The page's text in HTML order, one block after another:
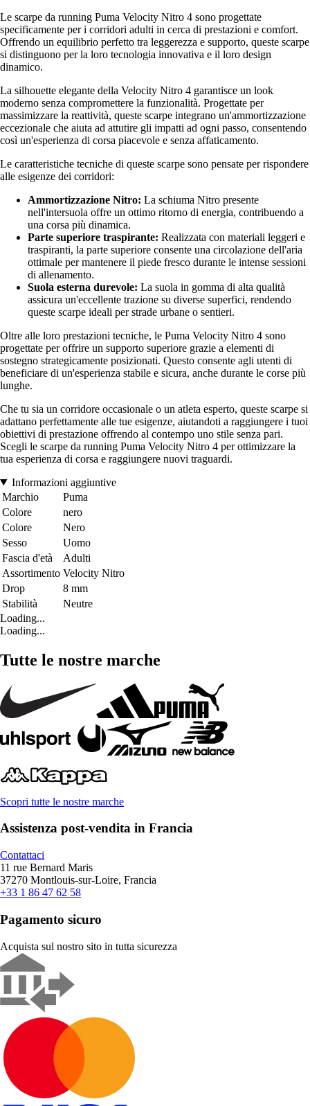
Le scarpe da running Puma Velocity Nitro 4 sono progettate
specificamente per i corridori adulti in cerca di prestazioni e comfort.
Offrendo un equilibrio perfetto tra leggerezza e supporto, queste scarpe
si distinguono per la loro tecnologia innovativa e il loro design
dinamico.
La silhouette elegante della Velocity Nitro 4 garantisce un look
moderno senza compromettere la funzionalità. Progettate per
massimizzare la reattività, queste scarpe integrano un'ammortizzazione
eccezionale che aiuta ad attutire gli impatti ad ogni passo, consentendo
così un'esperienza di corsa piacevole e senza affaticamento.
Le caratteristiche tecniche di queste scarpe sono pensate per rispondere
alle esigenze dei corridori:
Ammortizzazione Nitro: La schiuma Nitro presente
nell'intersuola offre un ottimo ritorno di energia, contribuendo a
una corsa più dinamica.
Parte superiore traspirante: Realizzata con materiali leggeri e
traspiranti, la parte superiore consente una circolazione dell'aria
ottimale per mantenere il piede fresco durante le intense sessioni
di allenamento.
Suola esterna durevole: La suola in gomma di alta qualità
assicura un'eccellente trazione su diverse superfici, rendendo
queste scarpe ideali per strade urbane o sentieri.
Oltre alle loro prestazioni tecniche, le Puma Velocity Nitro 4 sono
progettate per offrire un supporto superiore grazie a elementi di
sostegno strategicamente posizionati. Questo consente agli utenti di
beneficiare di un'esperienza stabile e sicura, anche durante le corse più
lunghe.
Che tu sia un corridore occasionale o un atleta esperto, queste scarpe si
adattano perfettamente alle tue esigenze, aiutandoti a raggiungere i tuoi
obiettivi di prestazione offrendo al contempo uno stile senza pari.
Scegli le scarpe da running Puma Velocity Nitro 4 per ottimizzare la
tua esperienza di corsa e raggiungere nuovi traguardi.
Informazioni aggiuntive
Marchio
Puma
Colore
nero
Colore
Nero
Sesso
Uomo
Fascia d'età
Adulti
Assortimento Velocity Nitro
Drop
8 mm
Stabilità
Neutre
Loading...
Loading...
Tutte le nostre marche
Scopri tutte le nostre marche
Assistenza post-vendita in Francia
Contattaci
11 rue Bernard Maris
37270 Montlouis-sur-Loire, Francia
+33 1 86 47 62 58
Pagamento sicuro
Acquista sul nostro sito in tutta sicurezza